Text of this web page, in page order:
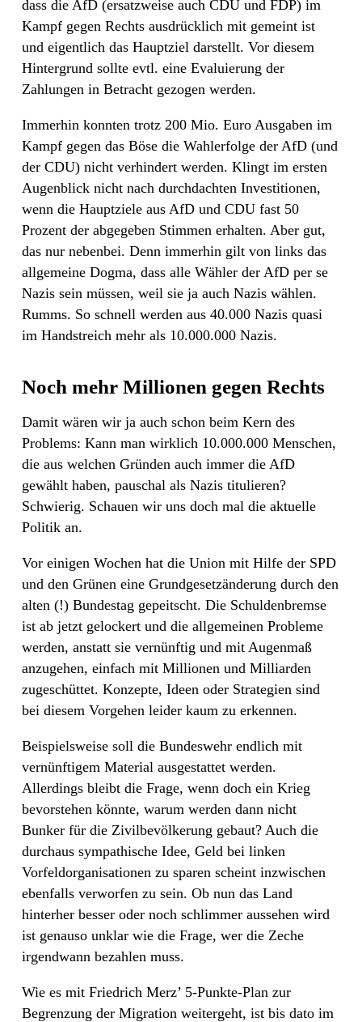
dass die AfD (ersatzweise auch CDU und FDP) im
Kampf gegen Rechts ausdrücklich mit gemeint ist
und eigentlich das Hauptziel darstellt. Vor diesem
Hintergrund sollte evtl. eine Evaluierung der
Zahlungen in Betracht gezogen werden.
Immerhin konnten trotz 200 Mio. Euro Ausgaben im
Kampf gegen das Böse die Wahlerfolge der AfD (und
der CDU) nicht verhindert werden. Klingt im ersten
Augenblick nicht nach durchdachten Investitionen,
wenn die Hauptziele aus AfD und CDU fast 50
Prozent der abgegeben Stimmen erhalten. Aber gut,
das nur nebenbei. Denn immerhin gilt von links das
allgemeine Dogma, dass alle Wähler der AfD per se
Nazis sein müssen, weil sie ja auch Nazis wählen.
Rumms. So schnell werden aus 40.000 Nazis quasi
im Handstreich mehr als 10.000.000 Nazis.
Noch mehr Millionen gegen Rechts
Damit wären wir ja auch schon beim Kern des
Problems: Kann man wirklich 10.000.000 Menschen,
die aus welchen Gründen auch immer die AfD
gewählt haben, pauschal als Nazis titulieren?
Schwierig. Schauen wir uns doch mal die aktuelle
Politik an.
Vor einigen Wochen hat die Union mit Hilfe der SPD
und den Grünen eine Grundgesetzänderung durch den
alten (!) Bundestag gepeitscht. Die Schuldenbremse
ist ab jetzt gelockert und die allgemeinen Probleme
werden, anstatt sie vernünftig und mit Augenmaß
anzugehen, einfach mit Millionen und Milliarden
zugeschüttet. Konzepte, Ideen oder Strategien sind
bei diesem Vorgehen leider kaum zu erkennen.
Beispielsweise soll die Bundeswehr endlich mit
vernünftigem Material ausgestattet werden.
Allerdings bleibt die Frage, wenn doch ein Krieg
bevorstehen könnte, warum werden dann nicht
Bunker für die Zivilbevölkerung gebaut? Auch die
durchaus sympathische Idee, Geld bei linken
Vorfeldorganisationen zu sparen scheint inzwischen
ebenfalls verworfen zu sein. Ob nun das Land
hinterher besser oder noch schlimmer aussehen wird
ist genauso unklar wie die Frage, wer die Zeche
irgendwann bezahlen muss.
Wie es mit Friedrich Merz’ 5-Punkte-Plan zur
Begrenzung der Migration weitergeht, ist bis dato im